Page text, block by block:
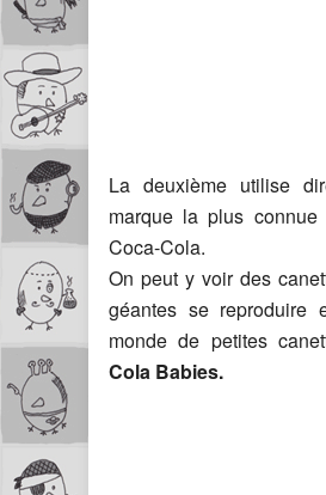
La deuxième utilise
marque la plus
Coca-Cola.
On peut y voir des
géantes se reproduire
monde de petites
Cola Babies.